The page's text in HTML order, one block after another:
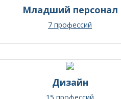
Младший персонал
7 профессий
Дизайн